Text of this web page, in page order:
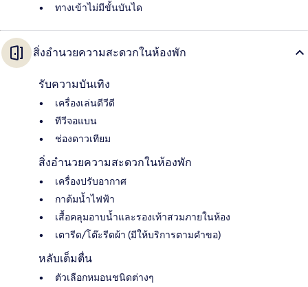
ทางเข้าไม่มีขั้นบันได
สิ่งอำนวยความสะดวกในห้องพัก
รับความบันเทิง
เครื่องเล่นดีวีดี
ทีวีจอแบน
ช่องดาวเทียม
สิ่งอำนวยความสะดวกในห้องพัก
เครื่องปรับอากาศ
กาต้มน้ำไฟฟ้า
เสื้อคลุมอาบน้ำและรองเท้าสวมภายในห้อง
เตารีด/โต๊ะรีดผ้า (มีให้บริการตามคำขอ)
หลับเต็มตื่น
ตัวเลือกหมอนชนิดต่างๆ